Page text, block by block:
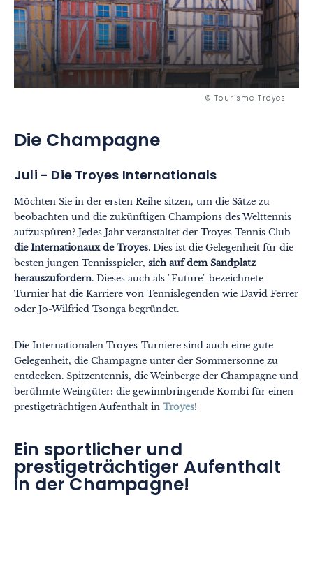
© Tourisme Troyes
Die Champagne
Juli - Die Troyes Internationals
Möchten Sie in der ersten Reihe sitzen, um die Sätze zu
beobachten und die zukünftigen Champions des Welttennis
aufzuspüren? Jedes Jahr veranstaltet der Troyes Tennis Club
die Internationaux de Troyes. Dies ist die Gelegenheit für die
besten jungen Tennisspieler, sich auf dem Sandplatz
herauszufordern. Dieses auch als "Future" bezeichnete
Turnier hat die Karriere von Tennislegenden wie David Ferrer
oder Jo-Wilfried Tsonga begründet.
Die Internationalen Troyes-Turniere sind auch eine gute
Gelegenheit, die Champagne unter der Sommersonne zu
entdecken. Spitzentennis, die Weinberge der Champagne und
berühmte Weingüter: die gewinnbringende Kombi für einen
prestigeträchtigen Aufenthalt in Troyes!
Ein sportlicher und
prestigeträchtiger Aufenthalt
in der Champagne!